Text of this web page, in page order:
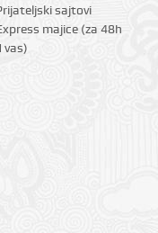
sajtovi
majice (za 48h
vas)